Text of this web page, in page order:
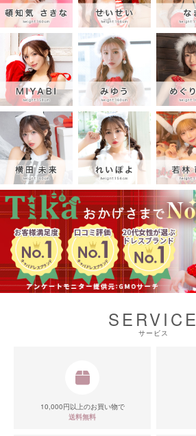
SERVICE
サービス
10,000円以上のお買い物で
送料無料